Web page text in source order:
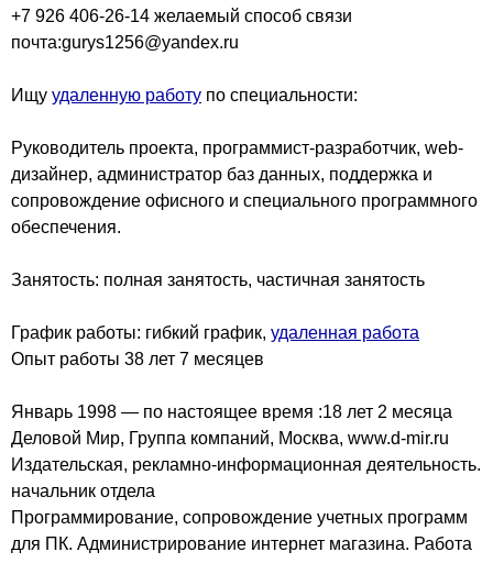
+7 926 406-26-14 желаемый способ связи
почта:gurys1256@yandex.ru
Ищу удаленную работу по специальности:
Руководитель проекта, программист-разработчик, web-
дизайнер, администратор баз данных, поддержка и
сопровождение офисного и специального программного
обеспечения.
Занятость: полная занятость, частичная занятость
График работы: гибкий график, удаленная работа
Опыт работы 38 лет 7 месяцев
Январь 1998 — по настоящее время :18 лет 2 месяца
Деловой Мир, Группа компаний, Москва, www.d-mir.ru
Издательская, рекламно-информационная деятельность.
начальник отдела
Программирование, сопровождение учетных программ
для ПК. Администрирование интернет магазина. Работа